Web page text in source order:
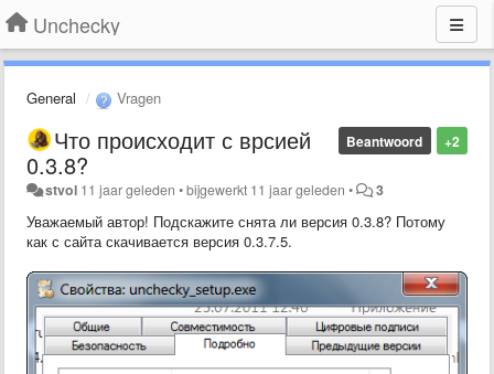
Unchecky
General Vragen
+2
Beantwoord
Что происходит с врсией
0.3.8?
stvol 11 jaar geleden •bijgewerkt 11 jaar geleden • 3
Уважаемый автор! Подскажите снята ли версия 0.3.8? Потому
как с сайта скачивается версия 0.3.7.5.